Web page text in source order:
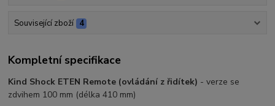
Související zboží 4
Kompletní specifikace
Kind Shock ETEN Remote (ovládání z řidítek) - verze se
zdvihem 100 mm (délka 410 mm)